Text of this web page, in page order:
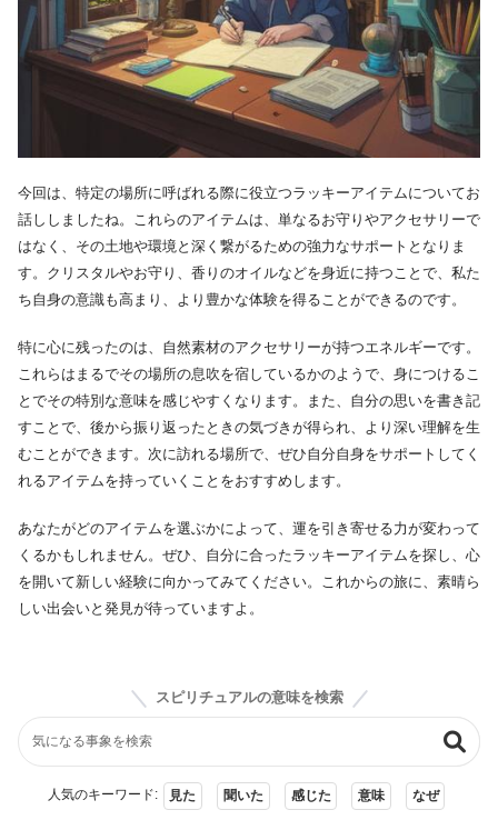
今回は、特定の場所に呼ばれる際に役立つラッキーアイテムについてお
話ししましたね。これらのアイテムは、単なるお守りやアクセサリーで
はなく、その土地や環境と深く繋がるための強力なサポートとなりま
す。クリスタルやお守り、香りのオイルなどを身近に持つことで、私た
ち自身の意識も高まり、より豊かな体験を得ることができるのです。
特に心に残ったのは、自然素材のアクセサリーが持つエネルギーです。
これらはまるでその場所の息吹を宿しているかのようで、身につけるこ
とでその特別な意味を感じやすくなります。また、自分の思いを書き記
すことで、後から振り返ったときの気づきが得られ、より深い理解を生
むことができます。次に訪れる場所で、ぜひ自分自身をサポートしてく
れるアイテムを持っていくことをおすすめします。
あなたがどのアイテムを選ぶかによって、運を引き寄せる力が変わって
くるかもしれません。ぜひ、自分に合ったラッキーアイテムを探し、心
を開いて新しい経験に向かってみてください。これからの旅に、素晴ら
しい出会いと発見が待っていますよ。
スピリチュアルの意味を検索
人気のキーワード: 見た 聞いた 感じた 意味 なぜ